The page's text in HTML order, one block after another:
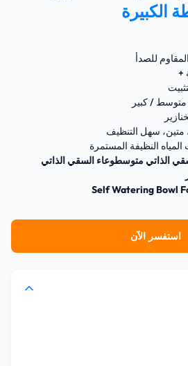
الكبيرة
للصدأ
​​/ كبير
متين، سهل التنظيف
المياه النظيفة المستمرة
الذاتي متوسطوعاء السقي الذاتي
Self Watering Bowl
استفسر الآن